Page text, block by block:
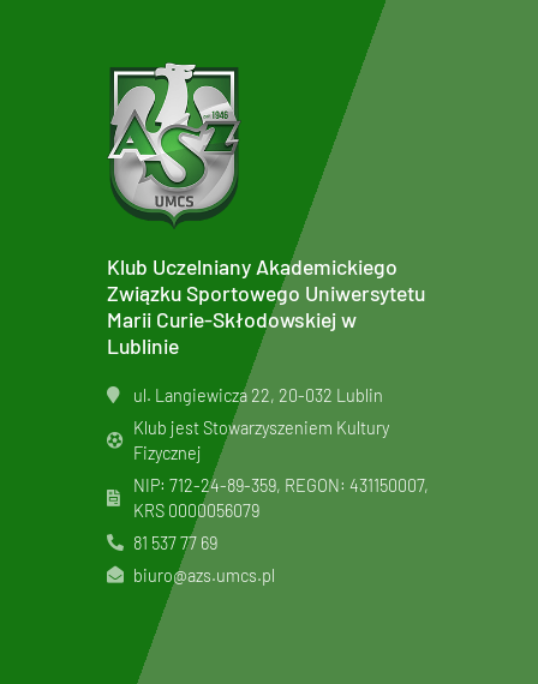
Klub Uczelniany Akademickiego
Związku Sportowego Uniwersytetu
Marii Curie-Skłodowskiej w
Lublinie
ul. Langiewicza 22, 20-032 Lublin
Klub jest Stowarzyszeniem Kultury
Fizycznej
NIP: 712-24-89-359, REGON: 431150007,
KRS 0000056079
81 537 77 69
biuro@azs.umcs.pl